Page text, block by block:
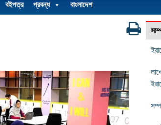
বইপত্র প্রবন্ধ বাংলাদেশ